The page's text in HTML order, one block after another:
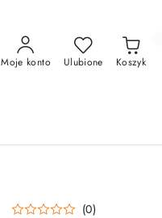
Moje konto Ulubione Koszyk
(0)